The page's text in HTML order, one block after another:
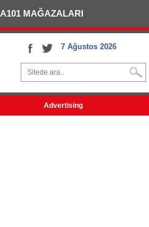
A101 MAĞAZALARI
7 Ağustos 2026
Advertising